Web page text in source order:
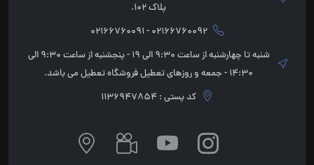
پلاک 102.
02166760092 - 02166760091
شنبه تا چهارشنبه از ساعت 9:30 الی 19 - پنجشنبه از ساعت 9:30 الی
14:30 - جمعه و روزهای تعطیل فروشگاه تعطیل می باشد.
کد پستی : 1136947854